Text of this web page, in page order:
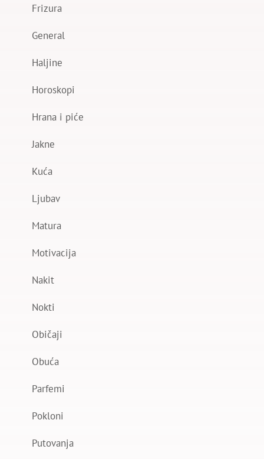
Frizura
General
Haljine
Horoskopi
Hrana i piće
Jakne
Kuća
Ljubav
Matura
Motivacija
Nakit
Nokti
Običaji
Obuća
Parfemi
Pokloni
Putovanja